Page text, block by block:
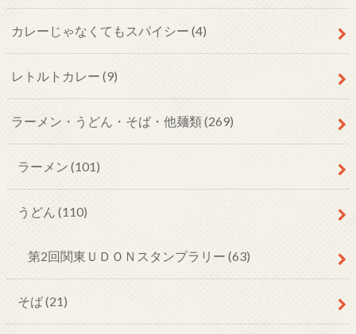
カレーじゃなくてもスパイシー (4)
レトルトカレー (9)
ラーメン・うどん・そば・他麺類(269)
ラーメン (101)
うどん (110)
第2回関東ＵＤＯＮスタンプラリー (63)
そば(21)